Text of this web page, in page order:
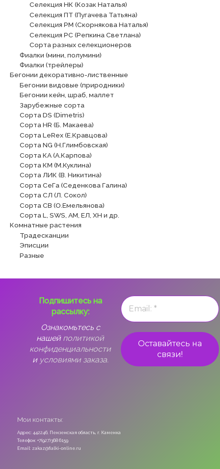
Селекция НК (Козак Наталья)
Селекция ПТ (Пугачева Татьяна)
Селекция РМ (Скорнякова Наталья)
Селекция РС (Репкина Светлана)
Сорта разных селекционеров
Фиалки (мини, полумини)
Фиалки (трейлеры)
Бегонии декоративно-лиственные
Бегонии видовые (природники)
Бегонии кейн, шраб, маллет
Зарубежные сорта
Сорта DS (Dimetris)
Сорта HR (Б. Макаева)
Сорта LeRex (Е.Кравцова)
Сорта NG (Н.Глимбовская)
Сорта КА (А.Карпова)
Сорта КМ (М.Куклина)
Сорта ЛИК (В. Никитина)
Сорта СеГа (Седенкова Галина)
Сорта СЛ (Л. Сокол)
Сорта СВ (О.Емельянова)
Сорта L, SWS, АМ, ЕЛ, ХН и др.
Комнатные растения
Традесканции
Эписции
Разные
Подпишитесь на
рассылку:
Ознакомьтесь с
нашей политикой
конфиденциальности
и условиями заказа.
Мои контакты:
Адрес: 442246, Пензенская область, г. Каменка
Телефон: +7(927)368 6159
Email: zakaz@fialki-online.ru